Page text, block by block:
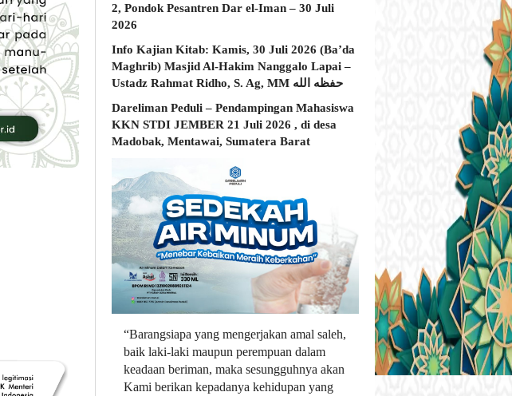
2, Pondok Pesantren Dar el-Iman – 30 Juli
2026
Info Kajian Kitab: Kamis, 30 Juli 2026 (Ba’da
Maghrib) Masjid Al-Hakim Nanggalo Lapai –
Ustadz Rahmat Ridho, S. Ag, MM حفظه الله
Dareliman Peduli – Pendampingan Mahasiswa
KKN STDI JEMBER 21 Juli 2026 , di desa
Madobak, Mentawai, Sumatera Barat
“Barangsiapa yang mengerjakan amal saleh,
baik laki-laki maupun perempuan dalam
keadaan beriman, maka sesungguhnya akan
Kami berikan kepadanya kehidupan yang